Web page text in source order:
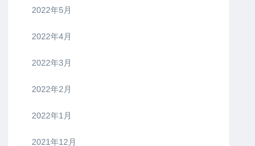
2022年5月
2022年4月
2022年3月
2022年2月
2022年1月
2021年12月